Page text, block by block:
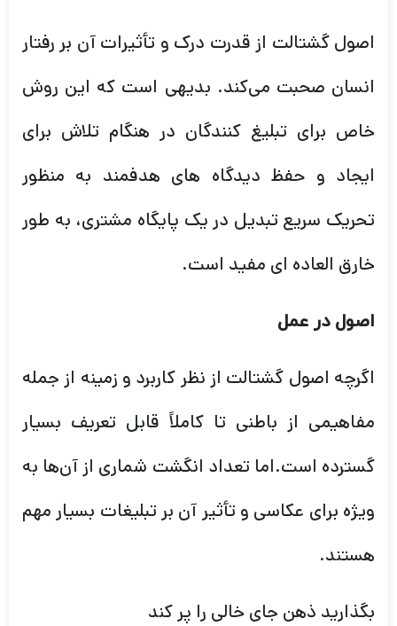
اصول گشتالت از قدرت درک و تأثیرات آن بر رفتار
انسان صحبت می‌کند. بدیهی است که این روش
خاص برای تبلیغ کنندگان در هنگام تلاش برای
ایجاد و حفظ دیدگاه های هدفمند به منظور
تحریک سریع تبدیل در یک پایگاه مشتری، به طور
خارق العاده ای مفید است.
اصول در عمل
اگرچه اصول گشتالت از نظر کاربرد و زمینه از جمله
مفاهیمی از باطنی تا کاملاً قابل تعریف بسیار
گسترده است.اما تعداد انگشت شماری از آن‌ها به
ویژه برای عکاسی و تأثیر آن بر تبلیغات بسیار مهم
هستند.
بگذارید ذهن جای خالی را پر کند